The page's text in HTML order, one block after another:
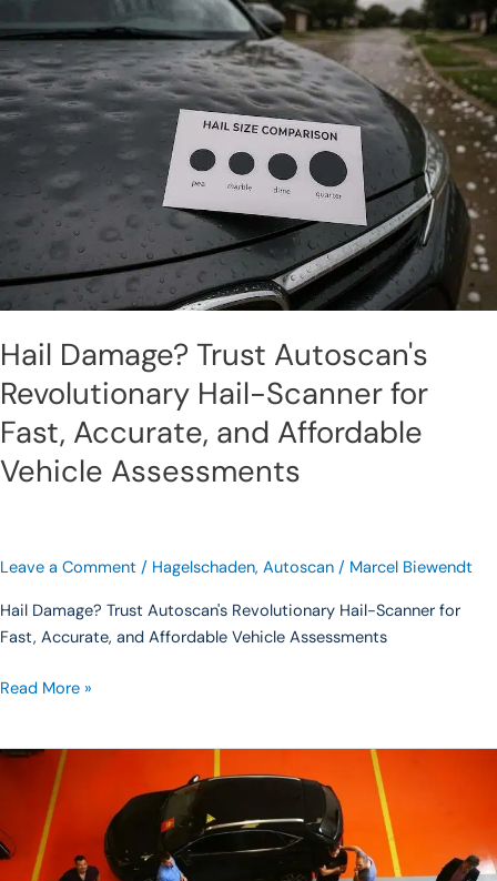
Hail Damage? Trust Autoscan's
Revolutionary Hail-Scanner for
Fast, Accurate, and Affordable
Vehicle Assessments
Leave a Comment / Hagelschaden, Autoscan / Marcel Biewendt
Hail Damage? Trust Autoscan's Revolutionary Hail-Scanner for
Fast, Accurate, and Affordable Vehicle Assessments
Trust
Autoscan's
Revolutionary
Hail-
Fast,
Accurate,
Affordable
Vehicle
Read More »
Scan-
Technologie:
Benchmark-
Tests